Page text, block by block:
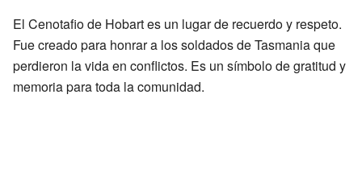
El Cenotafio de Hobart es un lugar de recuerdo y respeto.
Fue creado para honrar a los soldados de Tasmania que
perdieron la vida en conflictos. Es un símbolo de gratitud y
memoria para toda la comunidad.